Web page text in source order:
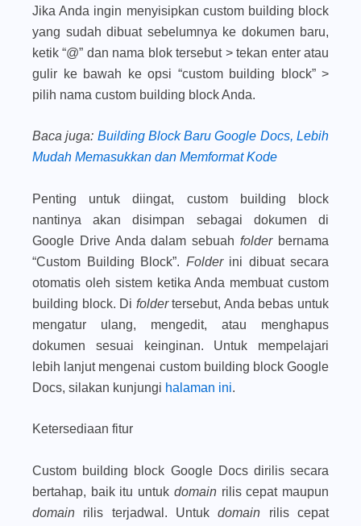
Jika Anda ingin menyisipkan custom building block
yang sudah dibuat sebelumnya ke dokumen baru,
ketik “@” dan nama blok tersebut > tekan enteratau
gulir ke bawah ke opsi “custom building block” >
pilih nama custom building block Anda.
Baca juga: Building Block Baru Google Docs, Lebih
Mudah Memasukkan dan Memformat Kode
Penting untuk diingat, custom building block
nantinya akan disimpan sebagai dokumen di
Google Drive Anda dalam sebuahfolder bernama
“Custom Building Block”. Folder ini dibuat secara
otomatis oleh sistem ketika Anda membuat custom
building block. Di foldertersebut, Anda bebas untuk
mengatur ulang, mengedit, atau menghapus
dokumen sesuai keinginan. Untuk mempelajari
lebih lanjut mengenai custom building block Google
Docs, silakan kunjungi halaman ini.
Ketersediaan fitur
Custom building block Google Docs dirilis secara
bertahap, baik itu untuk domain rilis cepat maupun
domain rilis terjadwal. Untuk domain rilis cepat